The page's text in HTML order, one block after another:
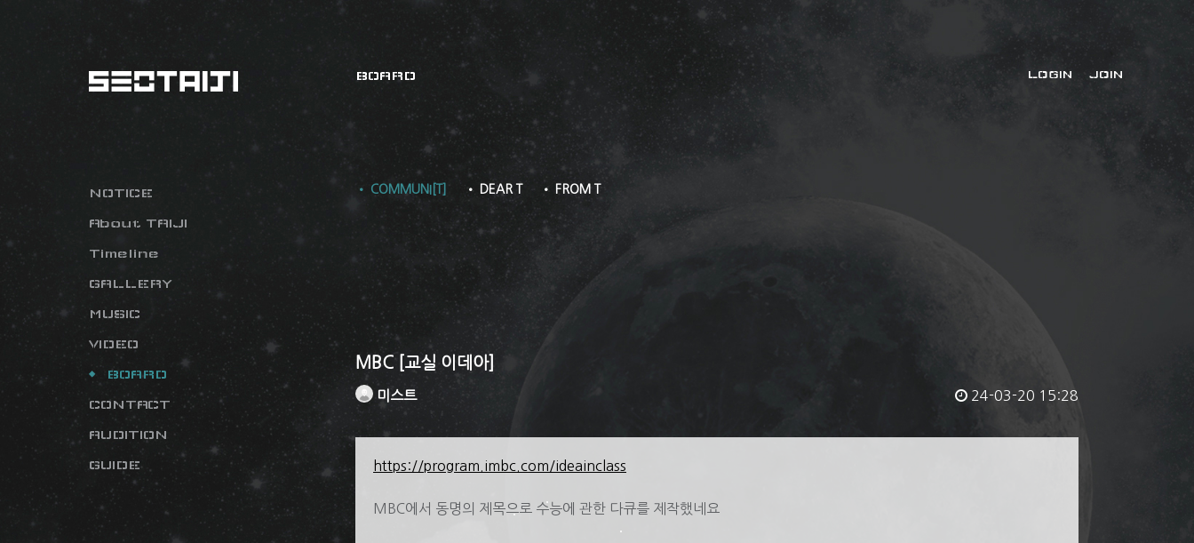
NOTICE
About TAIJI
Timeline
GALLERY
MUSIC
VIDEO
BOARD
CONTACT
AUDITION
GUIDE
LOGIN JOIN
BOARD
• COMMUNI[T] • DEAR T • FROM T
MBC [교실 이데아]
미스트 24-03-20 15:28
https://program.imbc.com/ideainclass
MBC에서 동명의 제목으로 수능에 관한 다큐를 제작했네요